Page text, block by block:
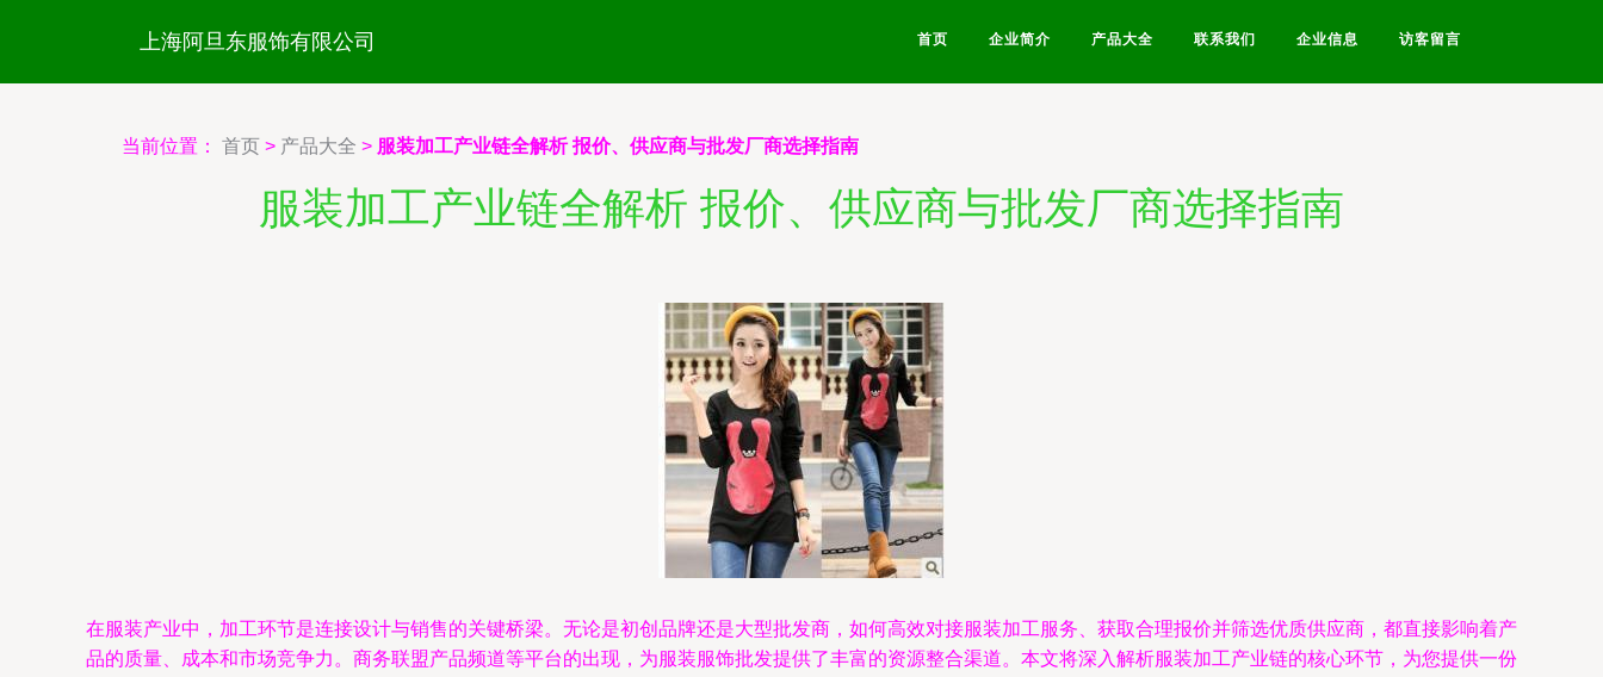
上海阿旦东服饰有限公司 首页 企业简介 产品大全 联系我们 企业信息 访客留言
当前位置： 首页 > 产品大全 > 服装加工产业链全解析 报价、供应商与批发厂商选择指南
服装加工产业链全解析 报价、供应商与批发厂商选择指南
在服装产业中，加工环节是连接设计与销售的关键桥梁。无论是初创品牌还是大型批发商，如何高效对接服装加工服务、获取合理报价并筛选优质供应商，都直接影响着产
品的质量、成本和市场竞争力。商务联盟产品频道等平台的出现，为服装服饰批发提供了丰富的资源整合渠道。本文将深入解析服装加工产业链的核心环节，为您提供一份